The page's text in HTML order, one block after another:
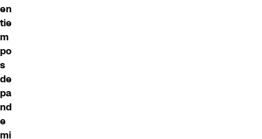
en
tie
m
po
s
de
pa
nd
e
mi